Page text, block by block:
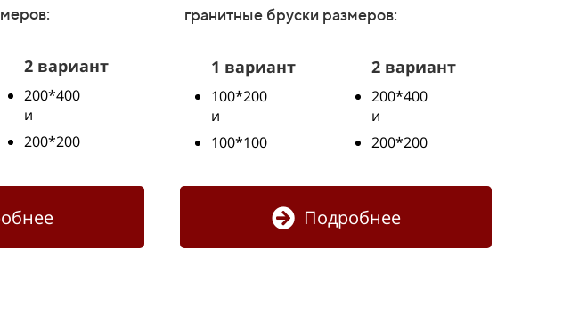
2 вариант
200*400
и
200*200
гранитные бруски размеров:
1 вариант
100*200
и
100*100
2 вариант
200*400
и
200*200
Подробнее